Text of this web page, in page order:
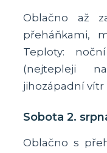
Oblačno až
přeháňkami,
Teploty:
(nejtepleji
jihozápadní vítr
Sobota 2.
Oblačno s